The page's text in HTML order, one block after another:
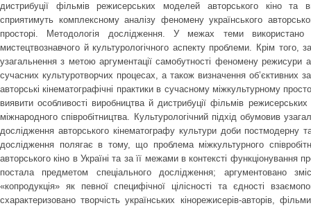
дистрибуції фільмів режисерських моделей авторського кіно та
сприятимуть комплексному аналізу феномену українського
просторі. Методологія дослідження. У межах теми
мистецтвознавчого й культурологічного аспекту проблеми. Крім того,
узагальнення з метою аргументації самобутності феномену режисури
сучасних культуротворчих процесах, а також визначення об’єктивних
авторські кінематографічні практики в сучасному міжкультурному
виявити особливості виробництва й дистрибуції фільмів
міжнародного співробітництва. Культурологічний підхід обумовив
дослідження авторського кінематографу культури доби постмодерну
дослідження полягає в тому, що проблема міжкультурного
авторського кіно в Україні та за її межами в контексті функціонування
постала предметом спеціального дослідження; аргументовано
«копродукція» як певної специфічної цілісності та єдності
схарактеризовано творчість українських кінорежисерів-авторів,